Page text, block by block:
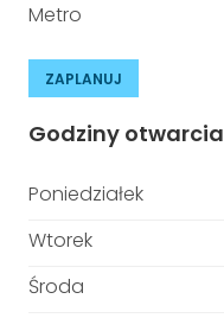
Metro
ZAPLANUJ
Godziny otwarcia
Poniedziałek
Wtorek
Środa